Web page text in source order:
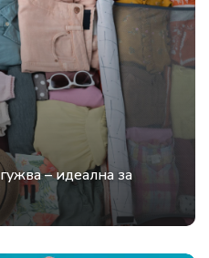
– идеална за